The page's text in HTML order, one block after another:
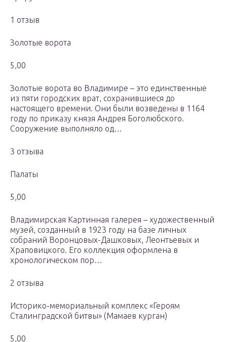
1 отзыв
Золотые ворота
5,00
Золотые ворота во Владимире – это единственные
из пяти городских врат, сохранившиеся до
настоящего времени. Они были возведены в 1164
году по приказу князя Андрея Боголюбского.
Сооружение выполняло од…
3 отзыва
Палаты
5,00
Владимирская Картинная галерея – художественный
музей, созданный в 1923 гoду на базе личных
собраний Воронцовых-Дашковых, Леонтьевых и
Храповицкого. Его коллекция оформлена в
хронологическом пор…
2 отзыва
Историко-мемориальный комплекс «Героям
Сталинградской битвы» (Мамаев курган)
5,00